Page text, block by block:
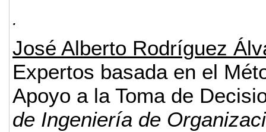
.
José Alberto Rodríguez
Expertos basada en el
Apoyo a la Toma de
de Ingeniería de